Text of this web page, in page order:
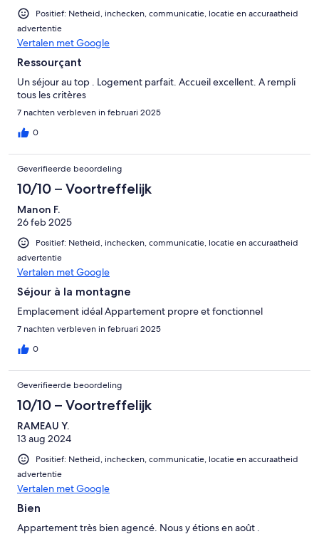
Positief: Netheid, inchecken, communicatie, locatie en accuraatheid
advertentie
Vertalen met Google
Ressourçant
Un séjour au top . Logement parfait. Accueil excellent. A rempli
tous les critères
7 nachten verbleven in februari 2025
0
Geverifieerde beoordeling
10/10 – Voortreffelijk
Manon F.
26 feb 2025
Positief: Netheid, inchecken, communicatie, locatie en accuraatheid
advertentie
Vertalen met Google
Séjour à la montagne
Emplacement idéal Appartement propre et fonctionnel
7 nachten verbleven in februari 2025
0
Geverifieerde beoordeling
10/10 – Voortreffelijk
RAMEAU Y.
13 aug 2024
Positief: Netheid, inchecken, communicatie, locatie en accuraatheid
advertentie
Vertalen met Google
Bien
Appartement très bien agencé. Nous y étions en août .